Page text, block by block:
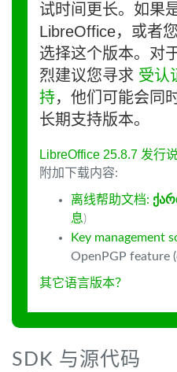
试时间更长。如果
LibreOffice，或者
选择这个版本。对
烈建议您寻求 受认
持，他们可能会同
长期支持版本。
LibreOffice 25.8.7 发行
附加下载内容:
离线帮助文档:
息)
Key management
OpenPGP feature
其它语言版本？
SDK 与源代码